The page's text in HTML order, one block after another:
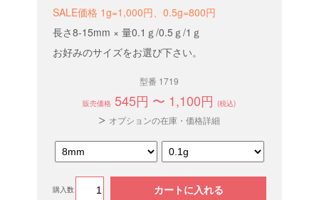
SALE価格 1g=1,000円、0.5g=800円
長さ8-15mm × 量0.1ｇ/0.5ｇ/1ｇ
お好みのサイズをお選び下さい。
型番 1719
販売価格 545円 〜 1,100円(税込)
オプションの在庫・価格詳細
購入数 カートに入れる